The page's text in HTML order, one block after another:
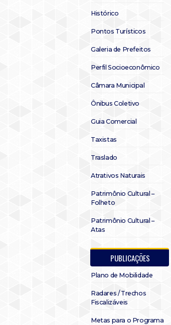
Histórico
Pontos Turísticos
Galeria de Prefeitos
Perfil Socioeconômico
Câmara Municipal
Ônibus Coletivo
Guia Comercial
Taxistas
Traslado
Atrativos Naturais
Patrimônio Cultural –
Folheto
Patrimônio Cultural –
Atas
PUBLICAÇÕES
Plano de Mobilidade
Radares / Trechos
Fiscalizáveis
Metas para o Programa